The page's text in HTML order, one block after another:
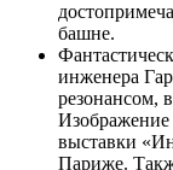
башне.
инженера
резонансом,
выставки
Париже.